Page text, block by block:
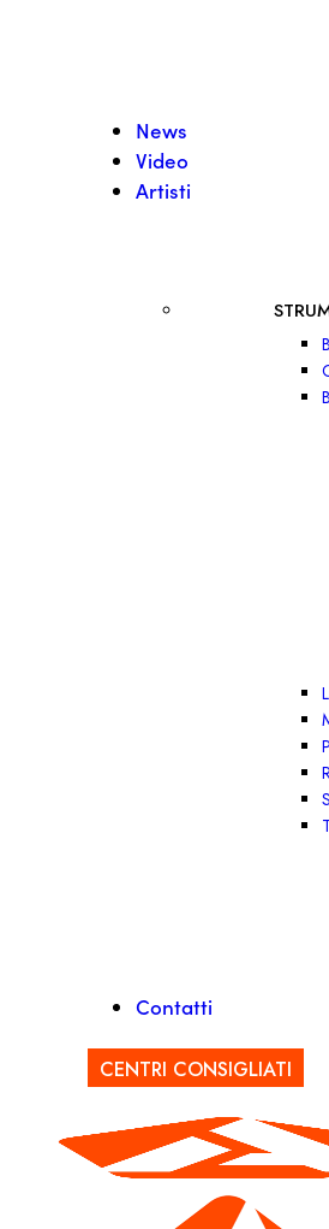
News
Video
Artisti
Contatti
CENTRI CONSIGLIATI